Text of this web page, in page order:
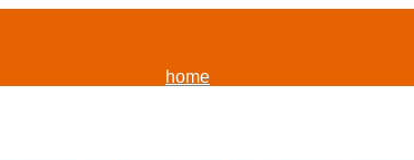
home(current)